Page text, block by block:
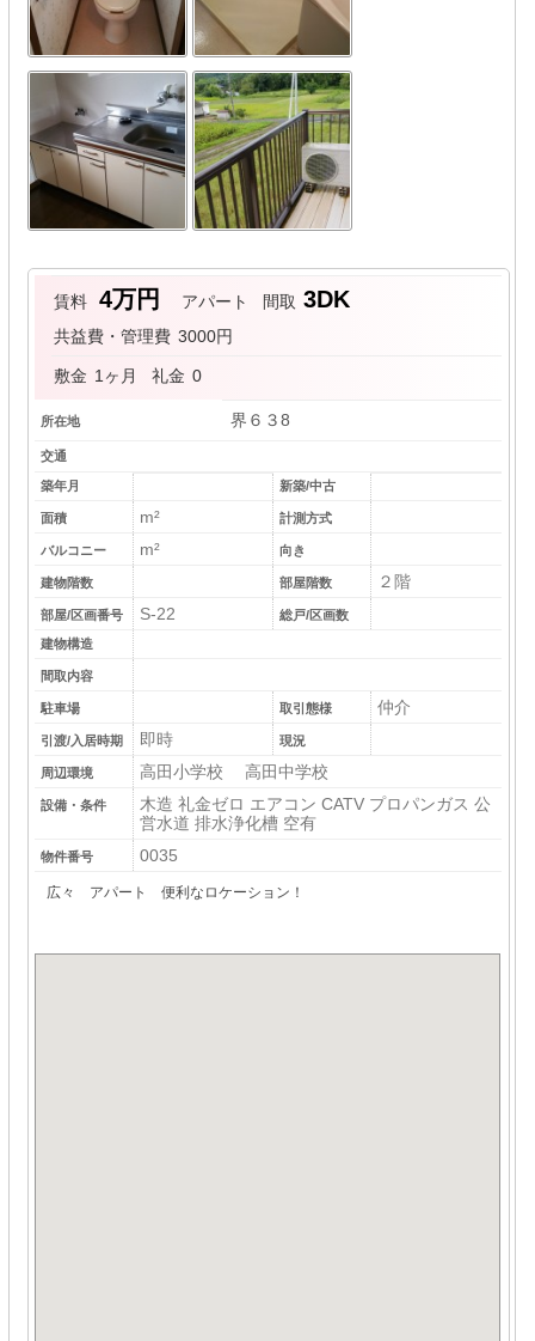
賃料 4万円 アパート 間取 3DK
共益費・管理費 3000円
敷金 1ヶ月 礼金 0
所在地 界６３8
交通
築年月 新築/中古
面積 m² 計測方式
バルコニー m² 向き
建物階数 部屋階数 ２階
部屋/区画番号 S-22
総戸/区画数
建物構造
間取内容
駐車場 取引態様 仲介
引渡/入居時期 即時 現況
周辺環境 高田小学校 高田中学校
設備・条件
木造 礼金ゼロ エアコン CATV プロパンガス 公
営水道 排水浄化槽 空有
物件番号 0035
広々 アパート 便利なロケーション！